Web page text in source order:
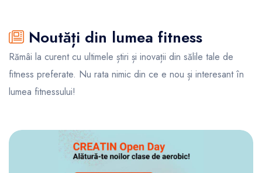
Noutăți din lumea fitness
Rămâi la curent cu ultimele știri și inovații din sălile tale de
fitness preferate. Nu rata nimic din ce e nou și interesant în
lumea fitnessului!